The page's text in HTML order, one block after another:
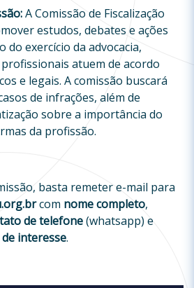
A Comissão de Fiscalização
estudos, debates e ações
do exercício da advocacia,
atuem de acordo
e legais. A comissão buscará
de infrações, além de
sobre a importância do
da profissão.
basta remeter e-mail para
com nome completo,
de telefone(whatsapp) e
interesse.